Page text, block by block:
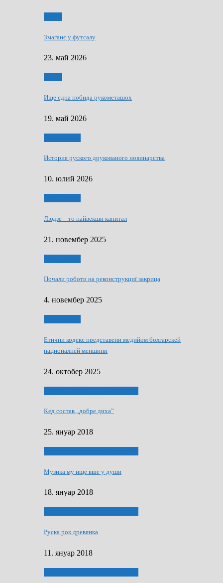
Змаганє у футсалу
23. май 2026
Ище єдна побида рукометашох
19. май 2026
История руского друкованого новинарства
10. юлий 2026
Людзе – то найвекши капитал
21. новембер 2025
Почали роботи на реконструкциї закрица
4. новембер 2025
Етични кодекс представени медийом болгарскей
националней меншини
24. октобер 2025
Кед состав „добре диха”
25. януар 2018
Музика му ище вше у души
18. януар 2018
Руска рок древянка
11. януар 2018